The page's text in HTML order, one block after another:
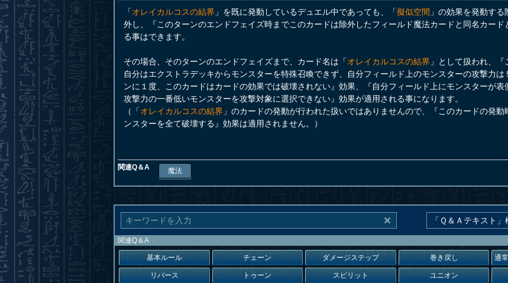
「オレイカルコスの結界 」を既に発動しているデュエル中であっても、「擬似空間 」の効果を発動する
外し、『このターンのエンドフェイズ時までこのカードは除外したフィールド魔法カードと同名カー
る事はできます。
その場合、そのターンのエンドフェイズまで、カード名は「オレイカルコスの結界 」として扱われ、
自分はエクストラデッキからモンスターを特殊召喚できず、自分フィールド上のモンスターの攻撃力
ンに１度、このカードはカードの効果では破壊されない』効果、『自分フィールド上にモンスターが
攻撃力の一番低いモンスターを攻撃対象に選択できない』効果が適用される事になります。
（「オレイカルコスの結界 」のカードの発動が行われた扱いではありませんので、『このカードの発
ンスターを全て破壊する』効果は適用されません。）
関連Q＆A 魔法
関連Q＆A
基本ルール チェーン ダメージステップ 巻き戻し 通
リバース トゥーン スピリット ユニオン